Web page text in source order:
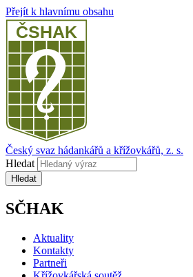
Přejít k hlavnímu obsahu
Český svaz hádankářů a křížovkářů, z. s.
Hledat
SČHAK
Aktuality
Kontakty
Partneři